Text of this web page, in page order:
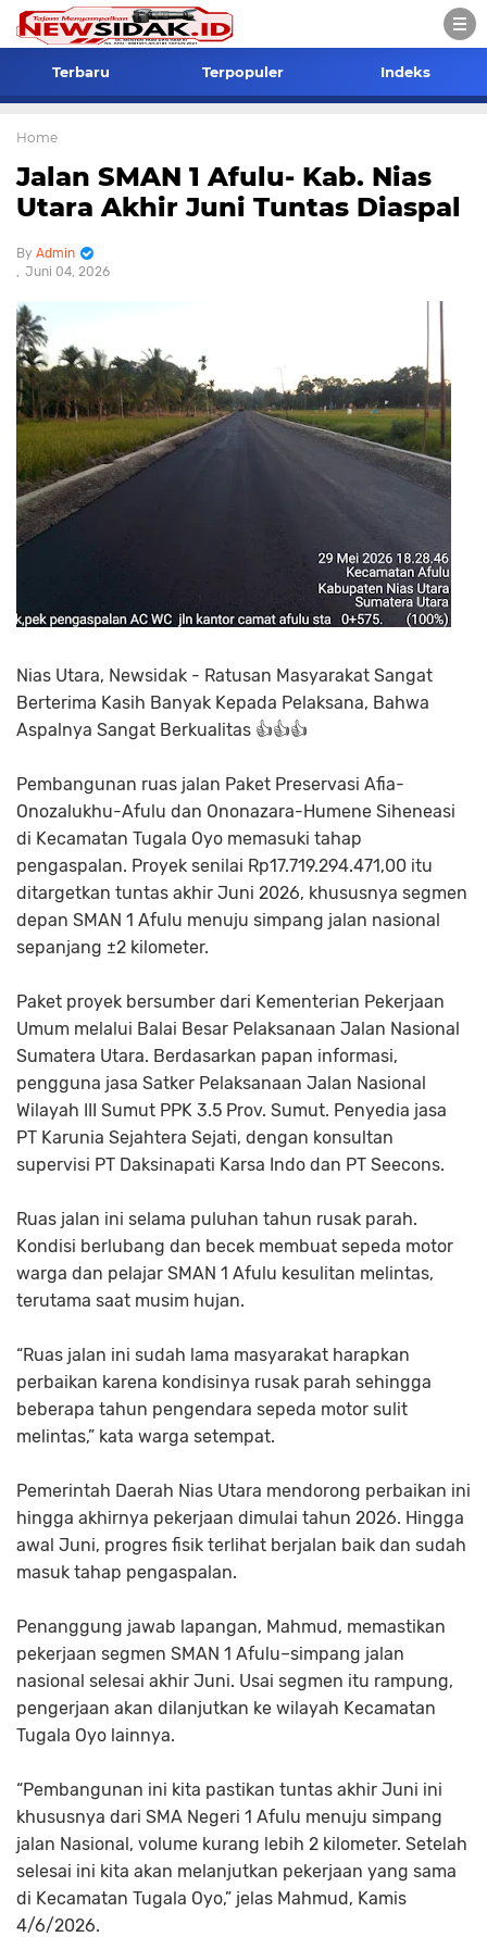
Terbaru Terpopuler Indeks
Home
Jalan SMAN 1 Afulu- Kab. Nias
Utara Akhir Juni Tuntas Diaspal
Admin
Juni 04, 2026
Nias Utara, Newsidak - Ratusan Masyarakat Sangat
Berterima Kasih Banyak Kepada Pelaksana, Bahwa
Aspalnya Sangat Berkualitas 👍👍👍
Pembangunan ruas jalan Paket Preservasi Afia-
Onozalukhu-Afulu dan Ononazara-Humene Siheneasi
di Kecamatan Tugala Oyo memasuki tahap
pengaspalan. Proyek senilai Rp17.719.294.471,00 itu
ditargetkan tuntas akhir Juni 2026, khususnya segmen
depan SMAN 1 Afulu menuju simpang jalan nasional
sepanjang ±2 kilometer.
Paket proyek bersumber dari Kementerian Pekerjaan
Umum melalui Balai Besar Pelaksanaan Jalan Nasional
Sumatera Utara. Berdasarkan papan informasi,
pengguna jasa Satker Pelaksanaan Jalan Nasional
Wilayah III Sumut PPK 3.5 Prov. Sumut. Penyedia jasa
PT Karunia Sejahtera Sejati, dengan konsultan
supervisi PT Daksinapati Karsa Indo dan PT Seecons.
Ruas jalan ini selama puluhan tahun rusak parah.
Kondisi berlubang dan becek membuat sepeda motor
warga dan pelajar SMAN 1 Afulu kesulitan melintas,
terutama saat musim hujan.
“Ruas jalan ini sudah lama masyarakat harapkan
perbaikan karena kondisinya rusak parah sehingga
beberapa tahun pengendara sepeda motor sulit
melintas,” kata warga setempat.
Pemerintah Daerah Nias Utara mendorong perbaikan ini
hingga akhirnya pekerjaan dimulai tahun 2026. Hingga
awal Juni, progres fisik terlihat berjalan baik dan sudah
masuk tahap pengaspalan.
Penanggung jawab lapangan, Mahmud, memastikan
pekerjaan segmen SMAN 1 Afulu–simpang jalan
nasional selesai akhir Juni. Usai segmen itu rampung,
pengerjaan akan dilanjutkan ke wilayah Kecamatan
Tugala Oyo lainnya.
“Pembangunan ini kita pastikan tuntas akhir Juni ini
khususnya dari SMA Negeri 1 Afulu menuju simpang
jalan Nasional, volume kurang lebih 2 kilometer. Setelah
selesai ini kita akan melanjutkan pekerjaan yang sama
di Kecamatan Tugala Oyo,” jelas Mahmud, Kamis
4/6/2026.